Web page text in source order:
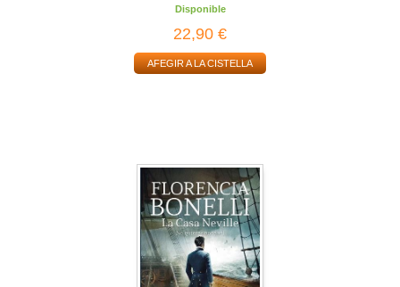
Disponible
22,90 €
AFEGIR A LA CISTELLA